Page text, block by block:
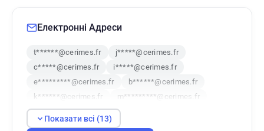
Електронні Адреси
t******@cerimes.fr
j*****@cerimes.fr
c*****@cerimes.fr
i*****@cerimes.fr
e*********@cerimes.fr
b******@cerimes.fr
k******@cerimes.fr
m*********@cerimes.fr
l************@cerimes.fr
p************@cerimes.fr
o*********@cerimes.fr
Показати всі (13)